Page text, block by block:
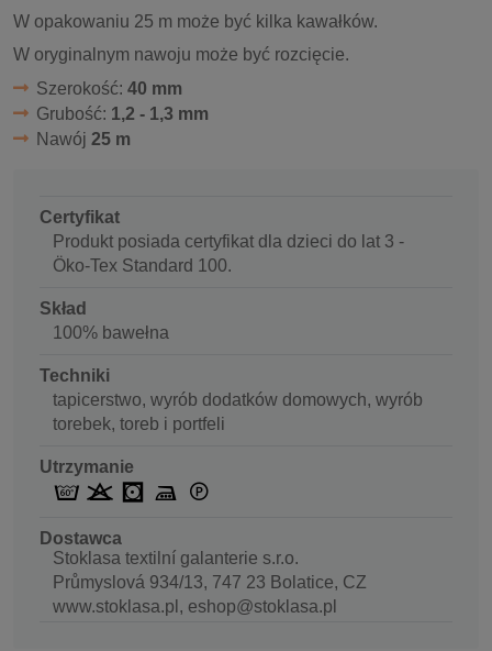
W opakowaniu 25 m może być kilka kawałków.
W oryginalnym nawoju może być rozcięcie.
Szerokość: 40 mm
Grubość: 1,2 - 1,3 mm
Nawój 25 m
Certyfikat
Produkt posiada certyfikat dla dzieci do lat 3 -
Öko-Tex Standard 100.
Skład
100% bawełna
Techniki
tapicerstwo, wyrób dodatków domowych, wyrób
torebek, toreb i portfeli
Utrzymanie
Dostawca
Stoklasa textilní galanterie s.r.o.
Průmyslová 934/13, 747 23 Bolatice, CZ
www.stoklasa.pl, eshop@stoklasa.pl